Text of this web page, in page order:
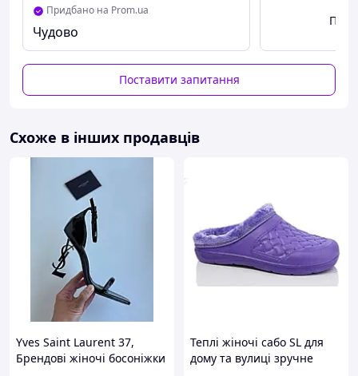
Придбано на Prom.ua
Чудово
Поставити запитання
Схоже в інших продавців
Yves Saint Laurent 37,
Брендові жіночі босоніжки
Теплі жіночі сабо SL для
дому та вулиці зручне